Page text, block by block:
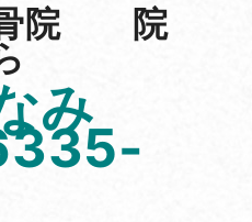
骨院 院
なみ